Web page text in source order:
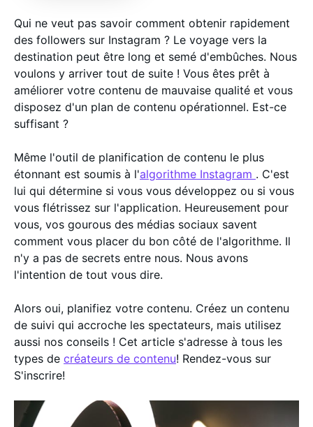
Qui ne veut pas savoir comment obtenir rapidement
des followers sur Instagram ? Le voyage vers la
destination peut être long et semé d'embûches. Nous
voulons y arriver tout de suite ! Vous êtes prêt à
améliorer votre contenu de mauvaise qualité et vous
disposez d'un plan de contenu opérationnel. Est-ce
suffisant ?
Même l'outil de planification de contenu le plus
étonnant est soumis à l'algorithme Instagram . C'est
lui qui détermine si vous vous développez ou si vous
vous flétrissez sur l'application. Heureusement pour
vous, vos gourous des médias sociaux savent
comment vous placer du bon côté de l'algorithme. Il
n'y a pas de secrets entre nous. Nous avons
l'intention de tout vous dire.
Alors oui, planifiez votre contenu. Créez un contenu
de suivi qui accroche les spectateurs, mais utilisez
aussi nos conseils ! Cet article s'adresse à tous les
types de créateurs de contenu! Rendez-vous sur
S'inscrire!